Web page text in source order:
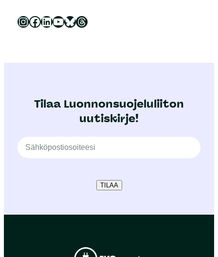
Luonnonsuojeluliitto Instagramissa Luonnonsuojeluliitto Facebookissa Luonnonsuojeluliitto LinkedInissä Luonnonsuojeluliiton YouTube-kanava Luonnonsuojeluliitto Blueskyssa Luonnonsuojeluliitto Threadsissa
Tilaa Luonnonsuojeluliiton
uutiskirje!
TILAA